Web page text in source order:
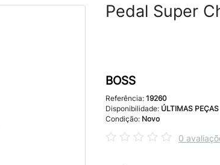
Pedal Super
BOSS
Referência: 19260
Disponibilidade: ÚLTIMAS PEÇAS
Condição: Novo
0